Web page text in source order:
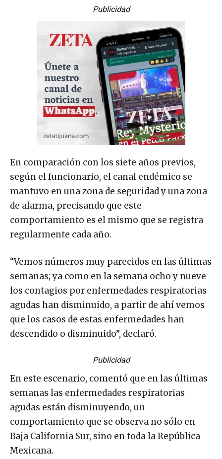
Publicidad
En comparación con los siete años previos,
según el funcionario, el canal endémico se
mantuvo en una zona de seguridad y una zona
de alarma, precisando que este
comportamiento es el mismo que se registra
regularmente cada año.
“Vemos números muy parecidos en las últimas
semanas; ya como en la semana ocho y nueve
los contagios por enfermedades respiratorias
agudas han disminuido, a partir de ahí vemos
que los casos de estas enfermedades han
descendido o disminuido”, declaró.
Publicidad
En este escenario, comentó que en las últimas
semanas las enfermedades respiratorias
agudas están disminuyendo, un
comportamiento que se observa no sólo en
Baja California Sur, sino en toda la República
Mexicana.